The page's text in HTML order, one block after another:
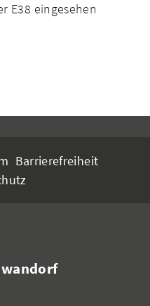
E38 eingesehen
Barrierefreiheit